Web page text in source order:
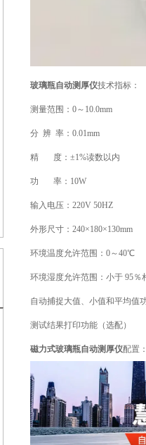
玻璃瓶自动测厚仪技术指标：
测量范围：0～10.0mm
分 辨 率：0.01mm
精 度：±1%读数以内
功 率：10W
输入电压：220V 50HZ
外形尺寸：240×180×130mm
环境温度允许范围：0～40℃
环境湿度允许范围：小于 95％
自动捕捉大值、小值和平均值
测试结果打印功能（选配）
磁力式玻璃瓶自动测厚仪配置